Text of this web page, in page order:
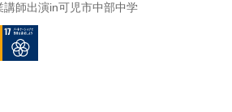
師出演in可児市中部中学